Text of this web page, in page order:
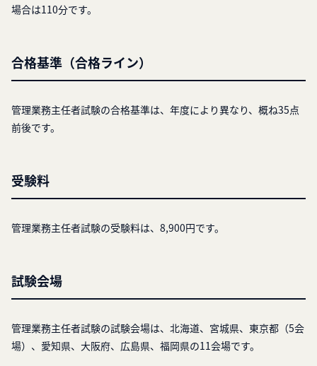
場合は110分です。
合格基準（合格ライン）
管理業務主任者試験の合格基準は、年度により異なり、概ね35点
前後です。
受験料
管理業務主任者試験の受験料は、8,900円です。
試験会場
管理業務主任者試験の試験会場は、北海道、宮城県、東京都（5会
場）、愛知県、大阪府、広島県、福岡県の11会場です。